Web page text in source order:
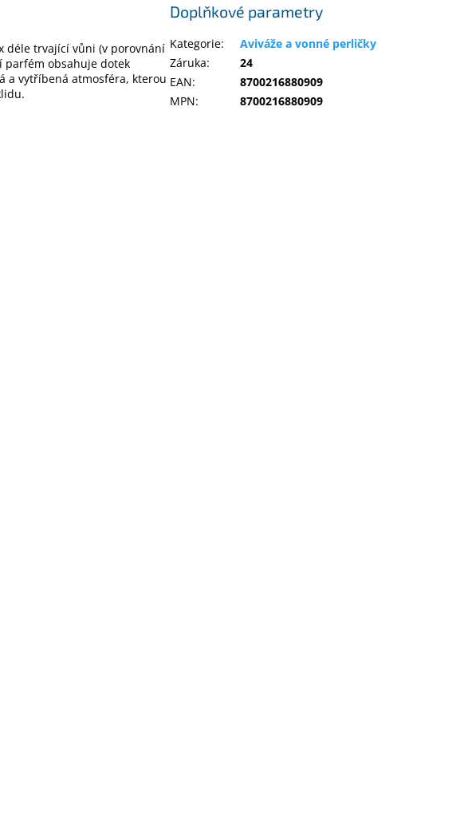
déle trvající vůni (v porovnání
parfém obsahuje dotek
a vytříbená atmosféra, kterou
Doplňkové parametry
Kategorie:
Aviváže a vonné perličky
Záruka:
24
EAN:
8700216880909
MPN: 8700216880909